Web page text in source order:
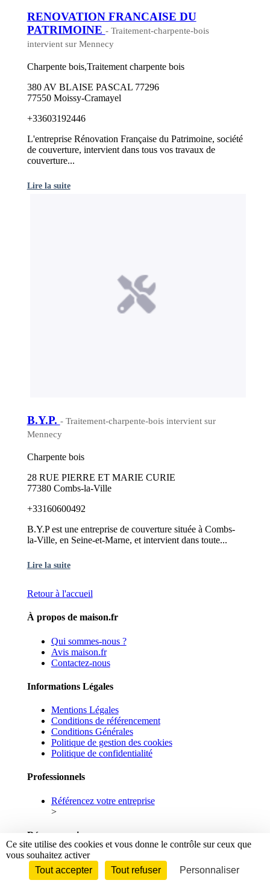
RENOVATION FRANCAISE DU
PATRIMOINE - Traitement-charpente-bois
intervient sur Mennecy
Charpente bois,Traitement charpente bois
380 AV BLAISE PASCAL 77296
77550 Moissy-Cramayel
+33603192446
L'entreprise Rénovation Française du Patrimoine, société
de couverture, intervient dans tous vos travaux de
couverture...
Lire la suite
B.Y.P. - Traitement-charpente-bois intervient sur
Mennecy
Charpente bois
28 RUE PIERRE ET MARIE CURIE
77380 Combs-la-Ville
+33160600492
B.Y.P est une entreprise de couverture située à Combs-
la-Ville, en Seine-et-Marne, et intervient dans toute...
Lire la suite
Retour à l'accueil
À propos de maison.fr
Qui sommes-nous ?
Avis maison.fr
Contactez-nous
Informations Légales
Mentions Légales
Conditions de référencement
Conditions Générales
Politique de gestion des cookies
Politique de confidentialité
Professionnels
Référencez votre entreprise
>
Réseaux sociaux
Facebook
Linkedin
Ce site utilise des cookies et vous donne le contrôle sur ceux que
vous souhaitez activer
Tout accepter
Tout refuser Personnaliser